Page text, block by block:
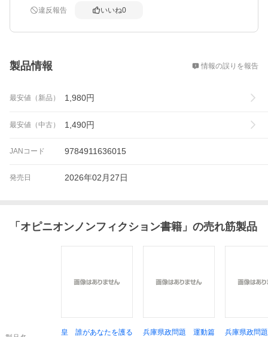
違反報告 いいね0
製品情報 情報の誤りを報告
最安値（新品） 1,980円
最安値（中古） 1,490円
JANコード 9784911636015
発売日 2026年02月27日
「 オピニオンノンフィクション書籍 」の売れ筋製品
皇 誰があなたを護る 兵庫県政問題 運動篇 兵庫県政問